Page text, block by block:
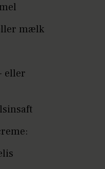
mælk
eller